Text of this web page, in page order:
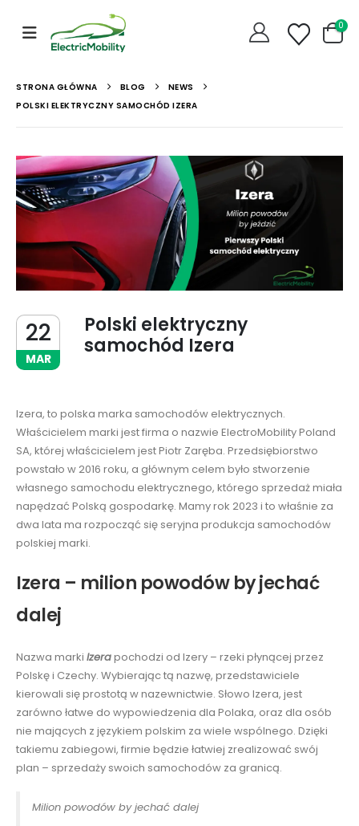
0
STRONA GŁÓWNA BLOG
NEWS
POLSKI ELEKTRYCZNY SAMOCHÓD IZERA
22
MAR
Polski elektryczny
samochód Izera
Izera, to polska marka samochodów elektrycznych.
Właścicielem marki jest firma o nazwie ElectroMobility Poland
SA, której właścicielem jest Piotr Zaręba. Przedsiębiorstwo
powstało w 2016 roku, a głównym celem było stworzenie
własnego samochodu elektrycznego, którego sprzedaż miała
napędzać Polską gospodarkę. Mamy rok 2023 i to właśnie za
dwa lata ma rozpocząć się seryjna produkcja samochodów
polskiej marki.
Izera – milion powodów by jechać
dalej
Nazwa marki Izerapochodzi od Izery – rzeki płynącej przez
Polskę i Czechy. Wybierając tą nazwę, przedstawiciele
kierowali się prostotą w nazewnictwie. Słowo Izera, jest
zarówno łatwe do wypowiedzenia dla Polaka, oraz dla osób
nie mających z językiem polskim za wiele wspólnego. Dzięki
takiemu zabiegowi, firmie będzie łatwiej zrealizować swój
plan – sprzedaży swoich samochodów za granicą.
Milion powodów by jechać dalej